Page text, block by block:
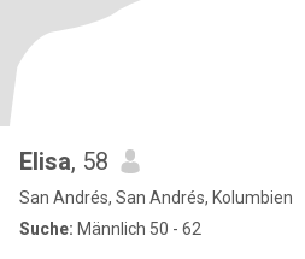
Elisa, 58
San Andrés, San Andrés, Kolumbien
Suche: Männlich 50 - 62